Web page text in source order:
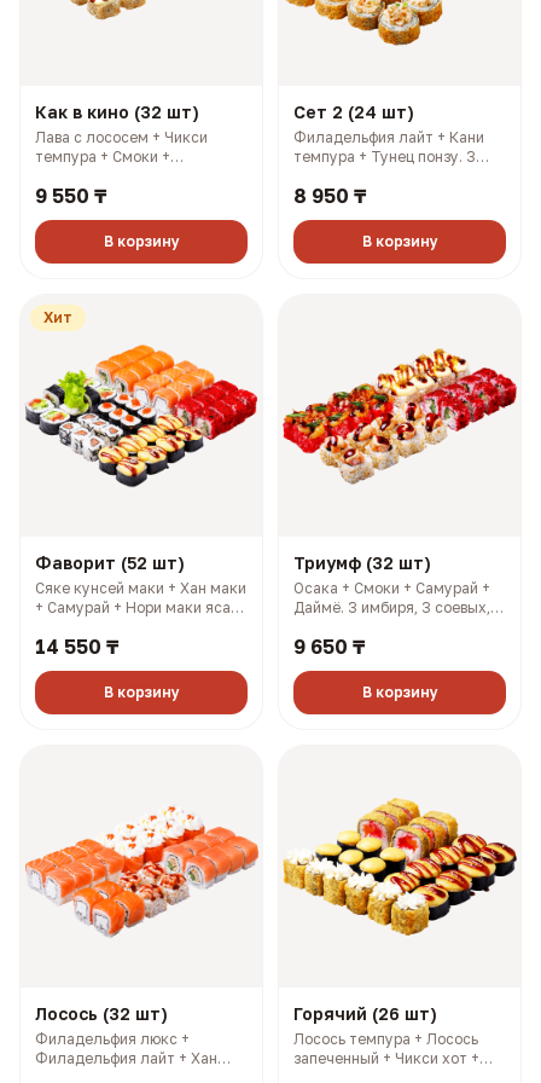
Как в кино (32 шт)
Лава с лососем + Чикси
темпура + Смоки +
имбиря, 3 соевых, 3 палочки,
ккал)
9 550 ₸
В корзину
Сет 2 (24 шт)
Филадельфия лайт + Кани
темпура + Тунец понзу. 3
3 васаби (927 гр, 2108 ккал)
8 950 ₸
В корзину
Хит
Фаворит (52 шт)
Сяке кунсей маки + Хан маки
+ Самурай + Нори маки ясай
Салмон + Чикси хот. 4
4 васаби (1606 гр, 2733
ккал)
14 550 ₸
В корзину
Триумф (32 шт)
Осака + Смоки + Самурай +
Даймё. 3 имбиря, 3 соевых, 3
2013 ккал)
9 650 ₸
В корзину
Лосось (32 шт)
Филадельфия люкс +
Филадельфия лайт + Хан
Горячий (26 шт)
Лосось темпура + Лосось
запеченный + Чикси хот +